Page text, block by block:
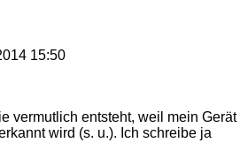
15:50
vermutlich entsteht, weil mein Gerät
wird (s. u.). Ich schreibe ja